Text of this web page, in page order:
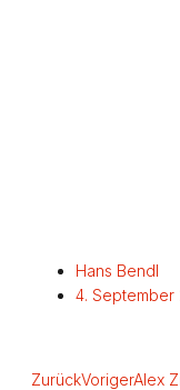
Hans Bendl
4. September
ZurückVorigerAlex